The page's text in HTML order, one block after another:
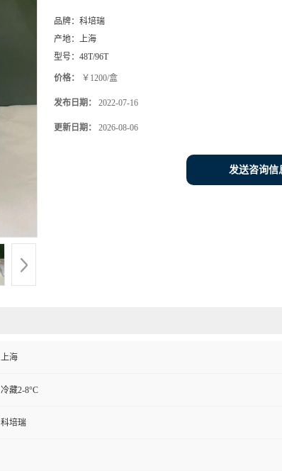
品牌： 科培瑞
产地：
上海
型号： 48T/96T
价格： ￥1200/盒
发布日期： 2022-07-16
更新日期： 2026-08-06
发送咨询信
上海
冷藏2-8°C
科培瑞